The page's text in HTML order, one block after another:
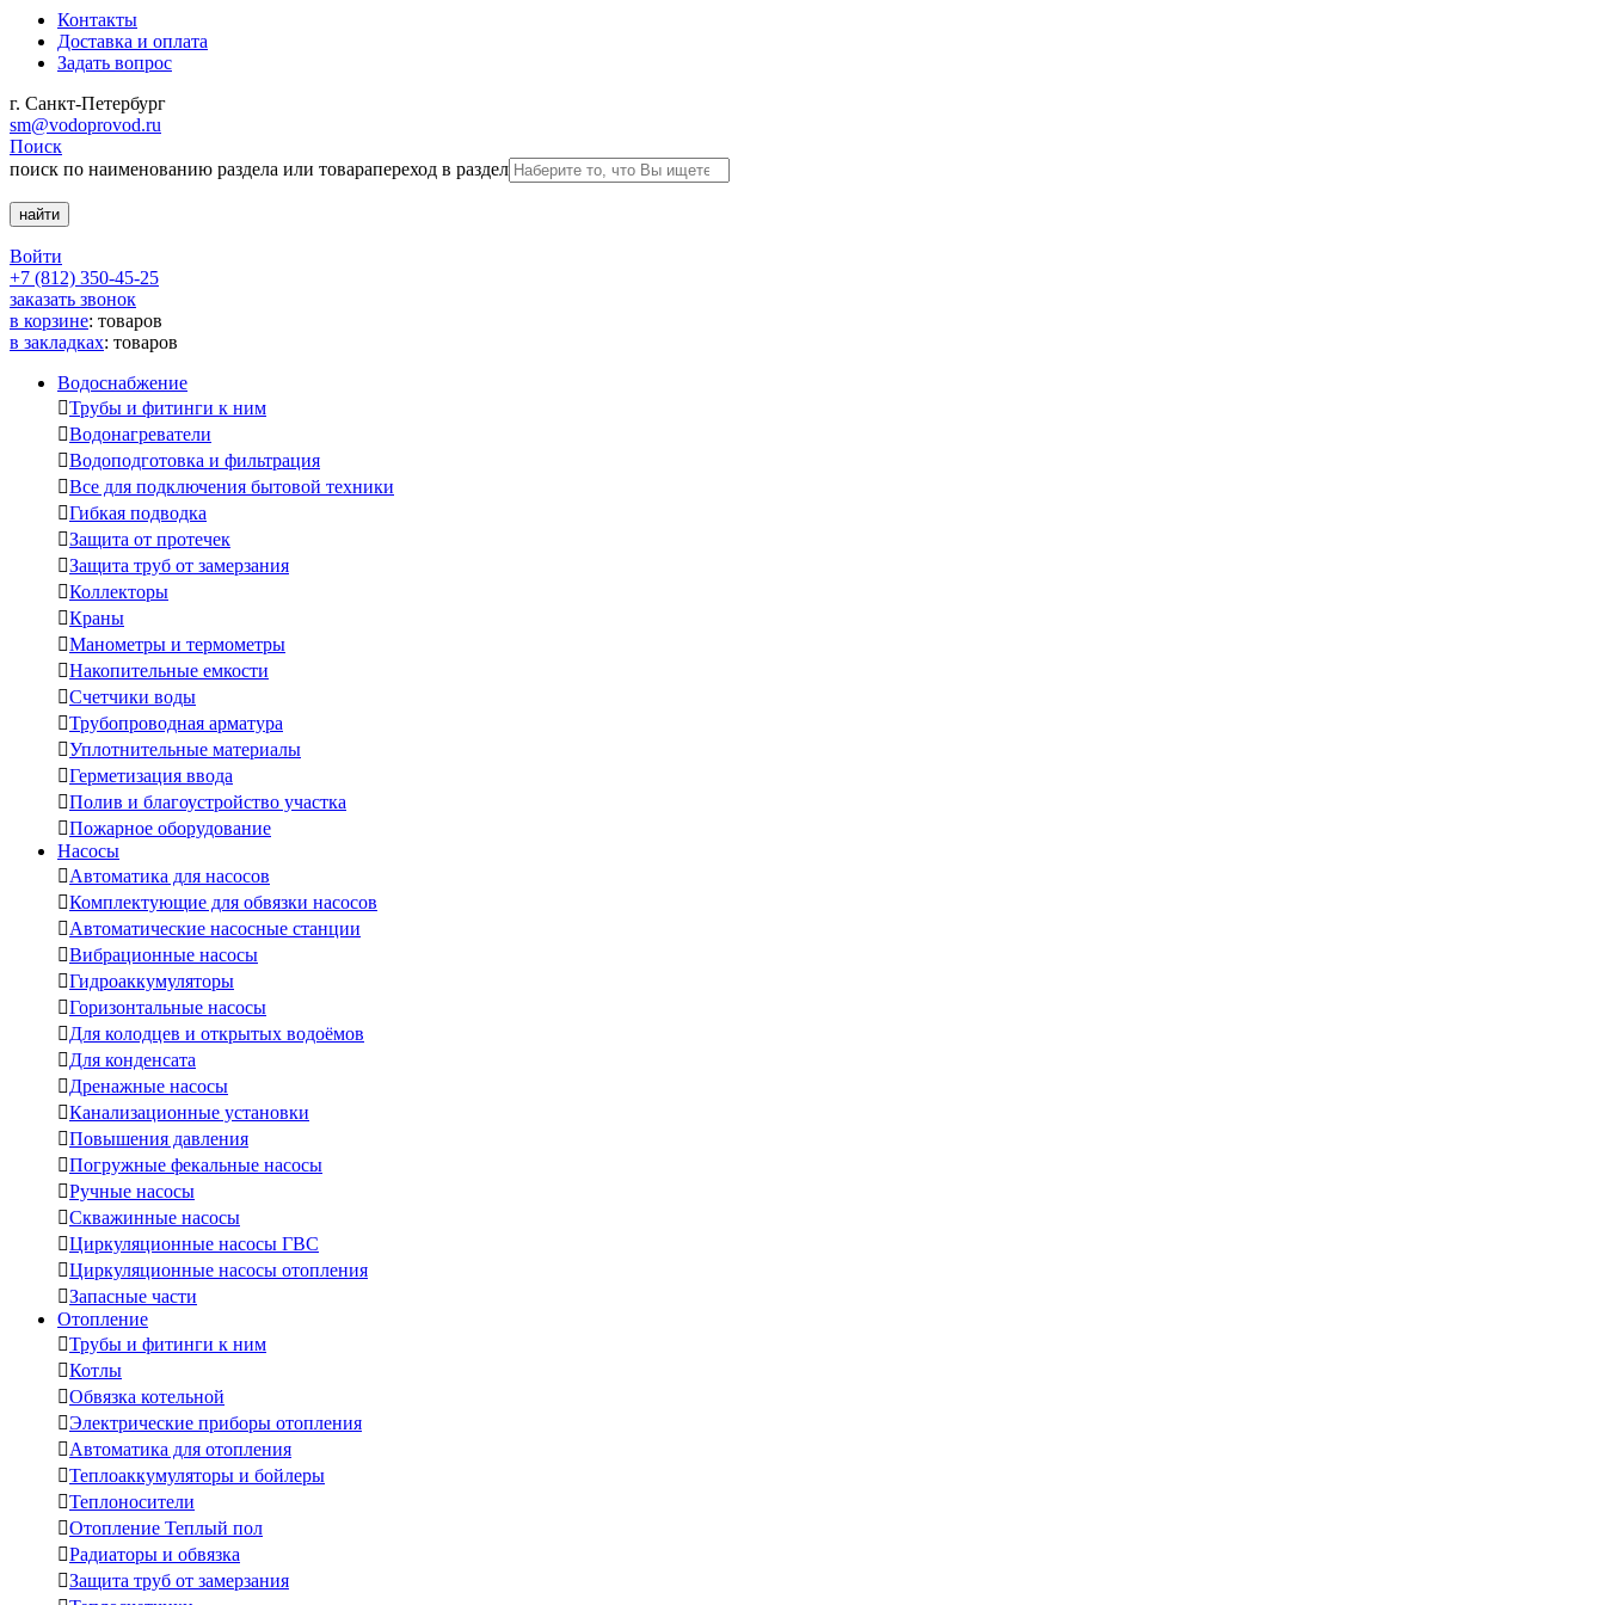
Контакты
Доставка и оплата
Задать вопрос
г. Санкт-Петербург
sm@vodoprovod.ru
Поиск
поиск по наименованию раздела или товарапереход в раздел
Войти
+7 (812) 350-45-25
заказать звонок
в корзине: товаров
в закладках: товаров
Водоснабжение
Трубы и фитинги к ним
Водонагреватели
Водоподготовка и фильтрация
Все для подключения бытовой техники
Гибкая подводка
Защита от протечек
Защита труб от замерзания
Коллекторы
Краны
Манометры и термометры
Накопительные емкости
Счетчики воды
Трубопроводная арматура
Уплотнительные материалы
Герметизация ввода
Полив и благоустройство участка
Пожарное оборудование
Насосы
Автоматика для насосов
Комплектующие для обвязки насосов
Автоматические насосные станции
Вибрационные насосы
Гидроаккумуляторы
Горизонтальные насосы
Для колодцев и открытых водоёмов
Для конденсата
Дренажные насосы
Канализационные установки
Повышения давления
Погружные фекальные насосы
Ручные насосы
Скважинные насосы
Циркуляционные насосы ГВС
Циркуляционные насосы отопления
Запасные части
Отопление
Трубы и фитинги к ним
Котлы
Обвязка котельной
Электрические приборы отопления
Автоматика для отопления
Теплоаккумуляторы и бойлеры
Теплоносители
Отопление Теплый пол
Радиаторы и обвязка
Защита труб от замерзания